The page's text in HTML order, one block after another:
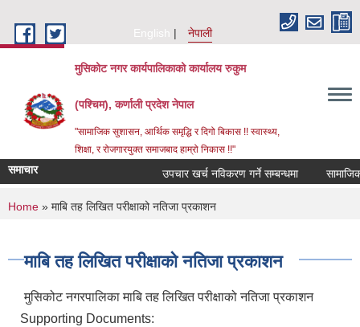
English
नेपाली
मुसिकोट नगर कार्यपालिकाको कार्यालय रुकुम
(पश्चिम), कर्णाली प्रदेश नेपाल
"सामाजिक सुशासन, आर्थिक समृद्धि र दिगो बिकास !! स्वास्थ्य,
शिक्षा, र रोजगारयुक्त समाजबाद हाम्रो निकास !!"
समाचार उपचार खर्च नविकरण गर्ने सम्बन्धमा
You are here
Home » माबि तह लिखित परीक्षाको नतिजा प्रकाशन
माबि तह लिखित परीक्षाको नतिजा प्रकाशन
मुसिकोट नगरपालिका माबि तह लिखित परीक्षाको नतिजा प्रकाशन
Supporting Documents: